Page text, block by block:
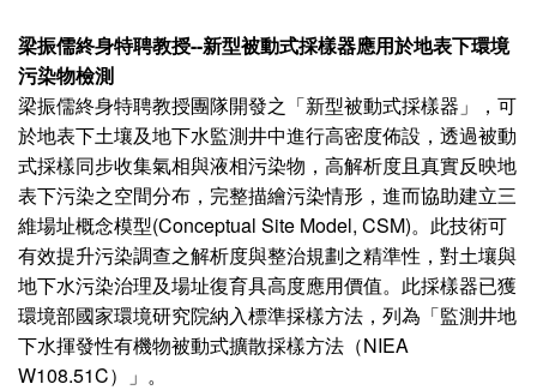
梁振儒終身特聘教授--新型被動式採樣器應用於地表下環境
污染物檢測
梁振儒終身特聘教授團隊開發之「新型被動式採樣器」，可
於地表下土壤及地下水監測井中進行高密度佈設，透過被動
式採樣同步收集氣相與液相污染物，高解析度且真實反映地
表下污染之空間分布，完整描繪污染情形，進而協助建立三
維場址概念模型(Conceptual Site Model, CSM)。此技術可
有效提升污染調查之解析度與整治規劃之精準性，對土壤與
地下水污染治理及場址復育具高度應用價值。此採樣器已獲
環境部國家環境研究院納入標準採樣方法，列為「監測井地
下水揮發性有機物被動式擴散採樣方法（NIEA
W108.51C）」。